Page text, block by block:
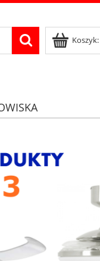
Koszyk: